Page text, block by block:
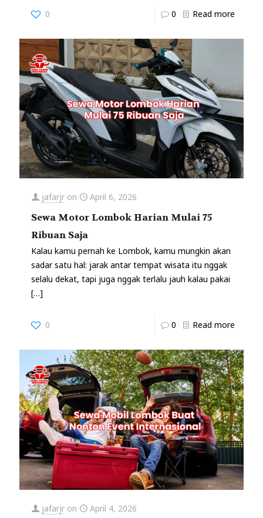
0 0 Read more
jafarjr on April 6, 2026
Sewa Motor Lombok Harian Mulai 75
Ribuan Saja
Kalau kamu pernah ke Lombok, kamu mungkin akan
sadar satu hal: jarak antar tempat wisata itu nggak
selalu dekat, tapi juga nggak terlalu jauh kalau pakai
[…]
0 0 Read more
jafarjr on April 4, 2026